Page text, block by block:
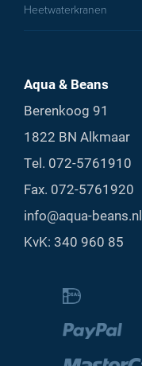
Heetwaterkranen
Aqua & Beans
Berenkoog 91
1822 BN Alkmaar
Tel. 072-5761910
Fax. 072-5761920
info@aqua-beans.nl
KvK: 340 960 85